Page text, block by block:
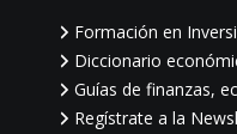
Formación en
Diccionario
Guías de finanzas,
Regístrate a la